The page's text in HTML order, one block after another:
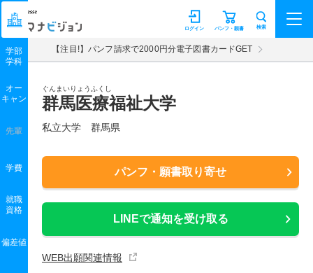
マナビジョン パンフ・願書
ログイン 検索
【注目!】パンフ請求で2000円分電子図書カードGET
ぐんまいりょうふくし
群馬医療福祉大学
私立大学 群馬県
パンフ・願書取り寄せ
LINEで通知を受け取る
WEB出願関連情報
学部
学科
オー
キャン
先輩
学費
就職
資格
偏差値